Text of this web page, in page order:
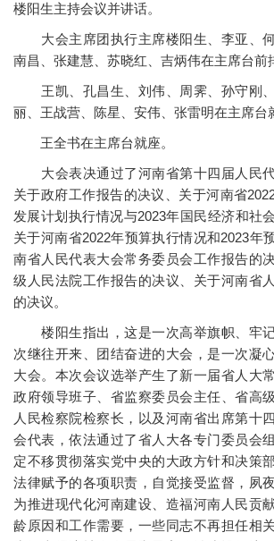
楼阳生主持会议并讲话。
大会主席团执行主席楼阳生、李亚、何
南昌、张建慧、苏晓红、吉炳伟在主席台前
王凯、孔昌生、刘伟、周霁、孙守刚
丽、王战营、陈星、安伟、张雷明在主席台
王全书在主席台就座。
大会表决通过了河南省第十四届人民代
关于政府工作报告的决议、关于河南省
发展计划执行情况与2023年国民经济和社
关于河南省2022年预算执行情况和2023年
南省人民代表大会常务委员会工作报告的
级人民法院工作报告的决议、关于河南省
的决议。
楼阳生指出，这是一次高举旗帜、牢记
次继往开来、团结奋进的大会，是一次凝
大会。本次会议选举产生了新一届省人大
政府领导班子、省监察委员会主任、省高
人民检察院检察长，以及河南省出席第十
会代表，依法通过了省人大各专门委员会
定不移贯彻落实党中央的大政方针和决策
法律赋予的各项职责，自觉接受监督，夙
为推进现代化河南建设、造福河南人民贡
龄原因和工作需要，一些同志不再担任相